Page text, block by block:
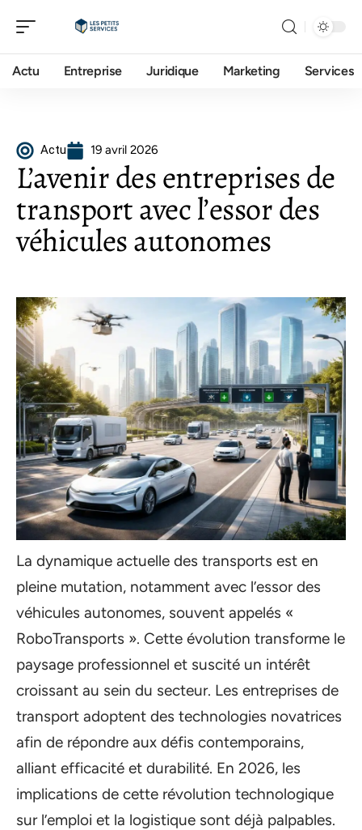
Actu Entreprise Juridique Marketing Services
Actu 19 avril 2026
L’avenir des entreprises de
transport avec l’essor des
véhicules autonomes
La dynamique actuelle des transports est en
pleine mutation, notamment avec l’essor des
véhicules autonomes, souvent appelés «
RoboTransports ». Cette évolution transforme le
paysage professionnel et suscité un intérêt
croissant au sein du secteur. Les entreprises de
transport adoptent des technologies novatrices
afin de répondre aux défis contemporains,
alliant efficacité et durabilité. En 2026, les
implications de cette révolution technologique
sur l’emploi et la logistique sont déjà palpables.